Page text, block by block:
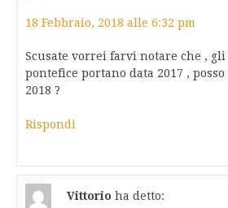
18 Febbraio, 2018 alle 6:32 pm
Scusate vorrei farvi notare che ,
pontefice portano data 2017 ,
2018 ?
Rispondi
Vittorio ha detto: